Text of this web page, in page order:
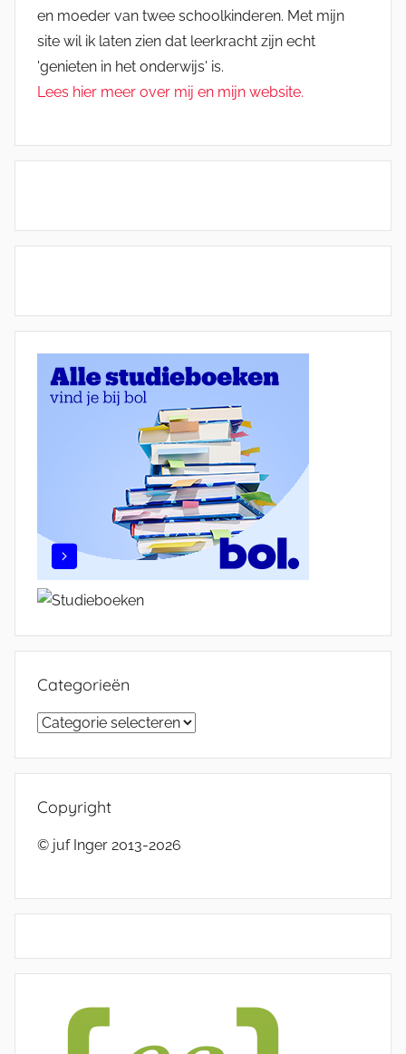
en moeder van twee schoolkinderen. Met mijn
site wil ik laten zien dat leerkracht zijn echt
'genieten in het onderwijs' is.
Lees hier meer over mij en mijn website.
Categorieën
Categorieën
Copyright
© juf Inger 2013-2026